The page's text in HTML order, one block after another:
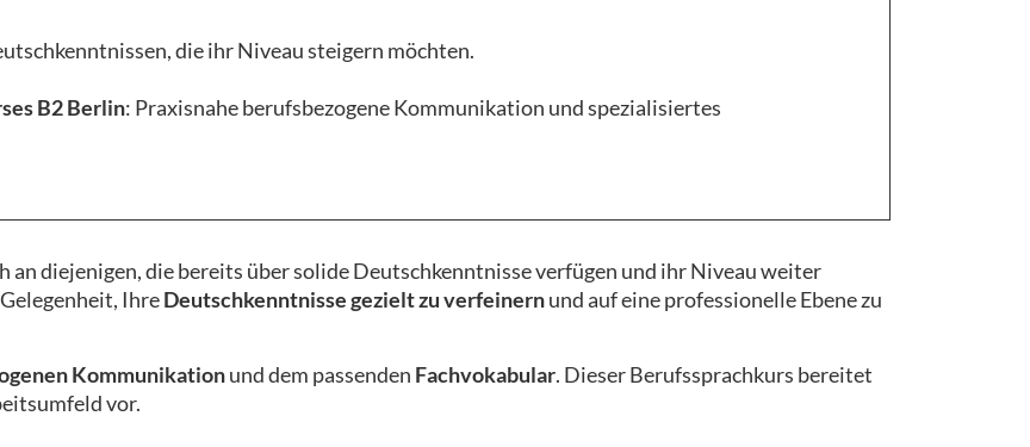
die ihr Niveau steigern möchten.
B2 Berlin: Praxisnahe berufsbezogene Kommunikation und spezialisiertes
diejenigen, die bereits über solide Deutschkenntnisse verfügen und ihr Niveau weiter
IhreDeutschkenntnisse gezielt zu verfeinernund auf eine professionelle Ebene zu
Kommunikationund dem passenden Fachvokabular. Dieser Berufssprachkurs bereitet
vor.